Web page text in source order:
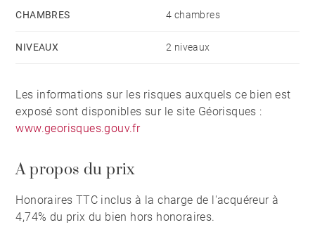
CHAMBRES 4 chambres
NIVEAUX 2 niveaux
Les informations sur les risques auxquels ce bien est
exposé sont disponibles sur le site Géorisques :
www.georisques.gouv.fr
A propos du prix
Honoraires TTC inclus à la charge de l'acquéreur à
4,74% du prix du bien hors honoraires.